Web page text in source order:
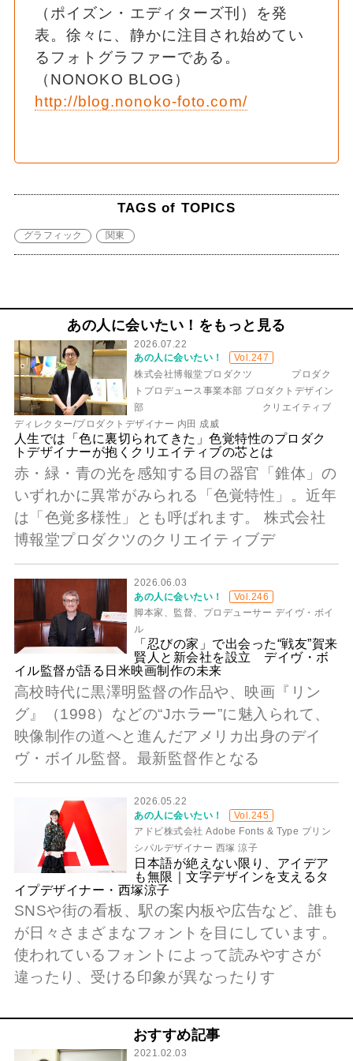
（ポイズン・エディターズ刊）を発
表。徐々に、静かに注目され始めてい
るフォトグラファーである。
（NONOKO BLOG）
http://blog.nonoko-foto.com/
TAGS of TOPICS
グラフィック 関東
あの人に会いたい！をもっと見る
2026.07.22
あの人に会いたい！
Vol.247
株式会社博報堂プロダクツ プロダク
トプロデュース事業本部 プロダクトデザイン
部 クリエイティブ
ディレクター/プロダクトデザイナー 内田 成威
人生では「色に裏切られてきた」色覚特性のプロダク
トデザイナーが抱くクリエイティブの芯とは
赤・緑・青の光を感知する目の器官「錐体」の
いずれかに異常がみられる「色覚特性」。近年
は「色覚多様性」とも呼ばれます。 株式会社
博報堂プロダクツのクリエイティブデ
2026.06.03
あの人に会いたい！
Vol.246
脚本家、監督、プロデューサー デイヴ・ボイ
ル
「忍びの家」で出会った“戦友”賀来
賢人と新会社を設立 デイヴ・ボ
イル監督が語る日米映画制作の未来
高校時代に黒澤明監督の作品や、映画『リン
グ』（1998）などの“Jホラー”に魅入られて、
映像制作の道へと進んだアメリカ出身のデイ
ヴ・ボイル監督。最新監督作となる
2026.05.22
あの人に会いたい！
Vol.245
アドビ株式会社 Adobe Fonts & Type プリン
シパルデザイナー 西塚 涼子
日本語が絶えない限り、アイデア
も無限｜文字デザインを支えるタ
イプデザイナー・西塚涼子
SNSや街の看板、駅の案内板や広告など、誰も
が日々さまざまなフォントを目にしています。
使われているフォントによって読みやすさが
違ったり、受ける印象が異なったりす
おすすめ記事
2021.02.03